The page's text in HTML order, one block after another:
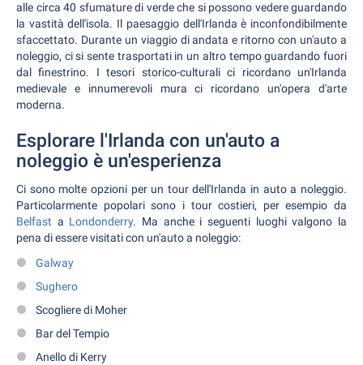
alle circa 40 sfumature di verde che si possono vedere guardando
la vastità dell'isola. Il paesaggio dell'Irlanda è inconfondibilmente
sfaccettato. Durante un viaggio di andata e ritorno con un'auto a
noleggio, ci si sente trasportati in un altro tempo guardando fuori
dal finestrino. I tesori storico-culturali ci ricordano un'Irlanda
medievale e innumerevoli mura ci ricordano un'opera d'arte
moderna.
Esplorare l'Irlanda con un'auto a
noleggio è un'esperienza
Ci sono molte opzioni per un tour dell'Irlanda in auto a noleggio.
Particolarmente popolari sono i tour costieri, per esempio da
Belfast a Londonderry. Ma anche i seguenti luoghi valgono la
pena di essere visitati con un'auto a noleggio:
Galway
Sughero
Scogliere di Moher
Bar del Tempio
Anello di Kerry